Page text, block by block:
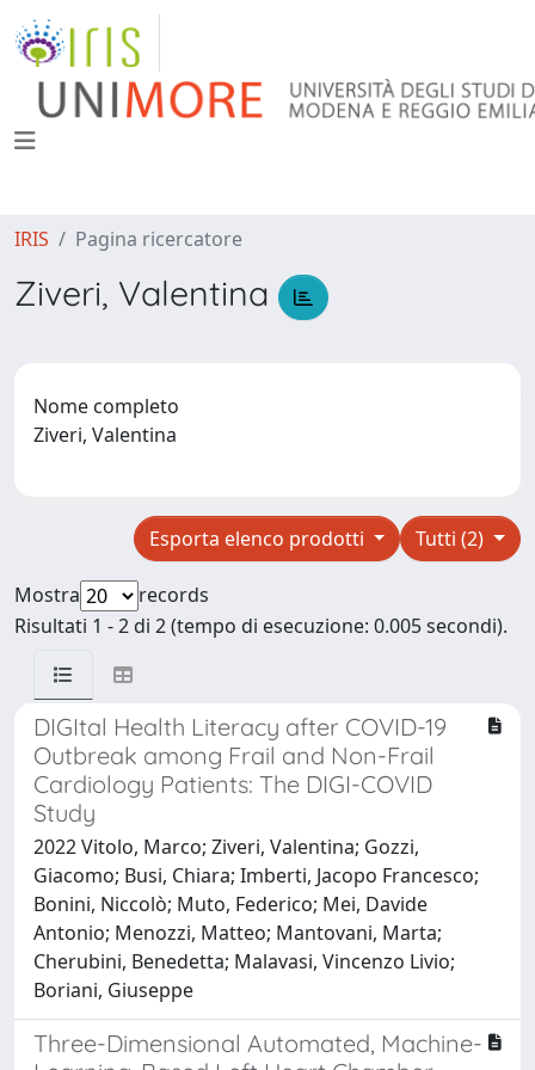
IRIS Pagina ricercatore
Ziveri, Valentina
Nome completo
Ziveri, Valentina
Tutti (2)
Esporta elenco prodotti
Mostra
records
Risultati 1 - 2 di 2 (tempo di esecuzione: 0.005 secondi).
DIGItal Health Literacy after COVID-19
Outbreak among Frail and Non-Frail
Cardiology Patients: The DIGI-COVID
Study
2022 Vitolo, Marco; Ziveri, Valentina; Gozzi,
Giacomo; Busi, Chiara; Imberti, Jacopo Francesco;
Bonini, Niccolò; Muto, Federico; Mei, Davide
Antonio; Menozzi, Matteo; Mantovani, Marta;
Cherubini, Benedetta; Malavasi, Vincenzo Livio;
Boriani, Giuseppe
Three-Dimensional Automated, Machine-